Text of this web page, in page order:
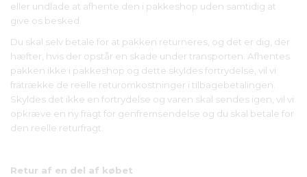
eller undlade at afhente den i pakkeshop uden samtidig at
give os besked.
Du skal selv betale for at pakken returneres, og det er dig, der
hæfter, hvis der opstår en skade under transporten. Afhentes
pakken ikke i pakkeshop og dette skyldes fortrydelse, vil vi
fratrække de reelle returomkostninger i tilbagebetalingen.
Skyldes det ikke en fortrydelse og varen skal sendes igen, vil vi
opkræve en ny fragt for genfremsendelse og du skal betale for
den reelle returfragt.
Retur af en del af købet